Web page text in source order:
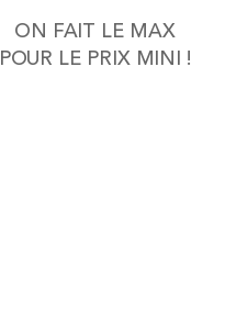
ON FAIT LE MAX
POUR LE PRIX MINI !